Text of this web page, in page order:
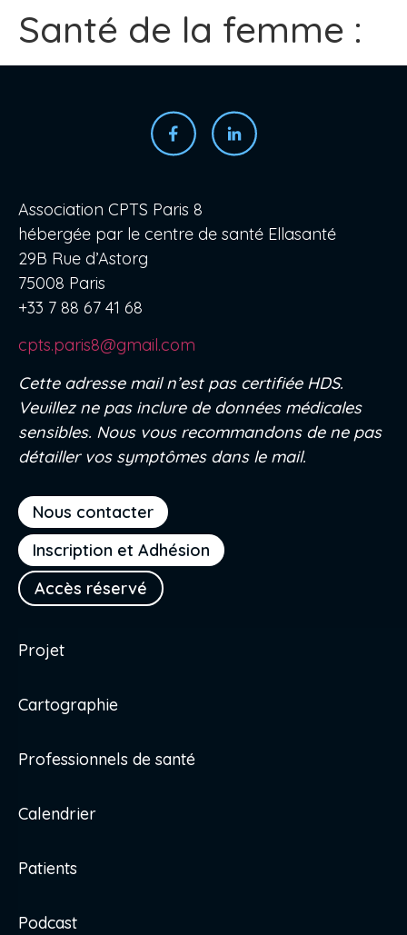
Santé de la femme :
Projet
Cartographie
Professionnels de santé
Calendrier
Patients
Podcast
Nous contacter
Inscription et Adhésion
Accès réservé
Association CPTS Paris 8
hébergée par le centre de santé Ellasanté
29B Rue d’Astorg
75008 Paris
+33 7 88 67 41 68
cpts.paris8@gmail.com
Cette adresse mail n’est pas certifiée HDS.
Veuillez ne pas inclure de données médicales
sensibles. Nous vous recommandons de ne pas
détailler vos symptômes dans le mail.